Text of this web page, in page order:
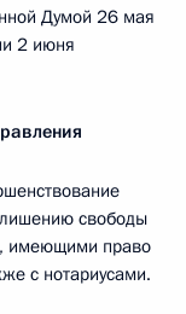
Думой 26 мая
2 июня
свободы
имеющими право
с нотариусами.